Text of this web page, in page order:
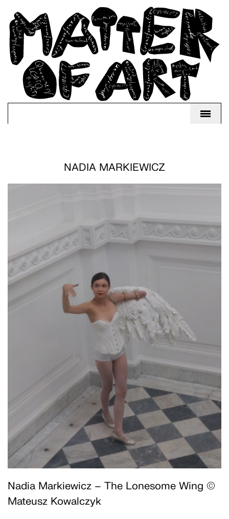
NADIA MARKIEWICZ
Nadia Markiewicz – The Lonesome Wing ©
Mateusz Kowalczyk